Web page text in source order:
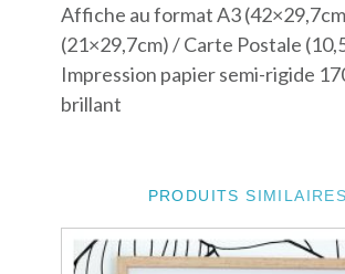
Affiche au format A3
(21×29,7cm) / Carte Postale
Impression papier semi-rigide
brillant
PRODUITS SIMILAIRES